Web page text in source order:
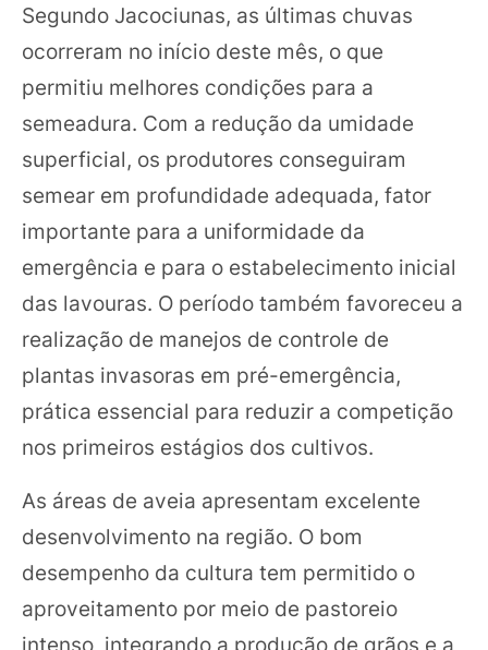
Segundo Jacociunas, as últimas chuvas
ocorreram no início deste mês, o que
permitiu melhores condições para a
semeadura. Com a redução da umidade
superficial, os produtores conseguiram
semear em profundidade adequada, fator
importante para a uniformidade da
emergência e para o estabelecimento inicial
das lavouras. O período também favoreceu a
realização de manejos de controle de
plantas invasoras em pré-emergência,
prática essencial para reduzir a competição
nos primeiros estágios dos cultivos.
As áreas de aveia apresentam excelente
desenvolvimento na região. O bom
desempenho da cultura tem permitido o
aproveitamento por meio de pastoreio
intenso, integrando a produção de grãos e a